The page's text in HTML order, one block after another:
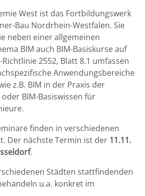
West ist das Fortbildungswerk
Bau Nordrhein-Westfalen. Sie
neben einer allgemeinen
BIM auch BIM-Basiskurse auf
2552, Blatt 8.1 umfassen
Anwendungsbereiche
z.B. BIM in der Praxis der
BIM-Basiswissen für
finden in verschiedenen
Der nächste Termin ist der 11.11.
.
Städten stattfindenden
u.a. konkret im